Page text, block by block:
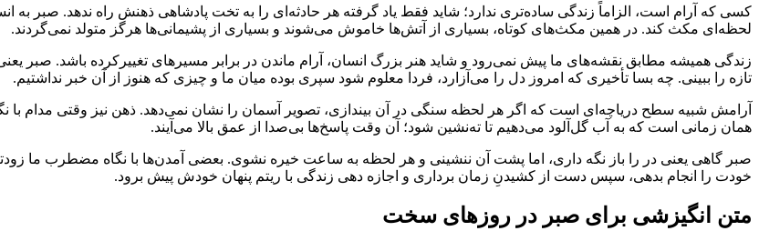
کسی که آرام است، الزاماً زندگی ساده‌تری ندارد؛ شاید فقط یاد گرفته هر حادثه‌ای را به تخت پادشاهی ذهنش راه ندهد. صبر به
لحظه‌ای مکث کند. در همین مکث‌های کوتاه، بسیاری از آتش‌ها خاموش می‌شوند و بسیاری از پشیمانی‌ها هرگز متولد نمی‌گردند.
زندگی همیشه مطابق نقشه‌های ما پیش نمی‌رود و شاید هنر بزرگ انسان، آرام ماندن در برابر مسیرهای تغییرکرده باشد.
تازه را ببینی. چه بسا تأخیری که امروز دل را می‌آزارد، فردا معلوم شود سپری بوده میان ما و چیزی که هنوز از آن خبر نداشتیم.
آرامش شبیه سطح دریاچه‌ای است که اگر هر لحظه سنگی در آن بیندازی، تصویر آسمان را نشان نمی‌دهد. ذهن نیز وقتی مدام با
همان زمانی است که به آب گل‌آلود می‌دهیم تا ته‌نشین شود؛ آن وقت پاسخ‌ها بی‌صدا از عمق بالا می‌آیند.
صبر گاهی یعنی در را باز نگه داری، اما پشت آن ننشینی و هر لحظه به ساعت خیره نشوی. بعضی آمدن‌ها با نگاه مضطرب ما
خودت را انجام بدهی، سپس دست از کشیدنِ زمان برداری و اجازه دهی زندگی با ریتم پنهان خودش پیش برود.
متن انگیزشی برای صبر در روزهای سخت